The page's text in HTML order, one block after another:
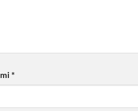
*